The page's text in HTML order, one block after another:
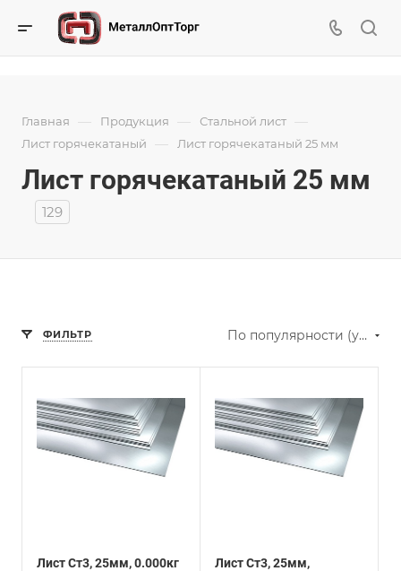
Главная — Продукция — Стальной лист —
Лист горячекатаный — Лист горячекатаный 25 мм
Лист горячекатаный 25 мм
129
ФИЛЬТР По популярности (убывание)
Лист Ст3, 25мм, 0.000кг
Лист Ст3, 25мм,